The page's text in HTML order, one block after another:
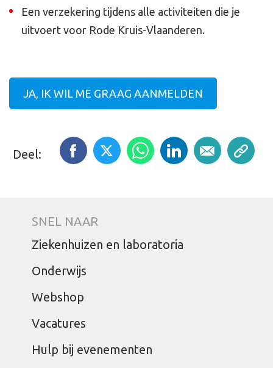
Een verzekering tijdens alle activiteiten die je
uitvoert voor Rode Kruis-Vlaanderen.
JA, IK WIL ME GRAAG AANMELDEN
Deel:
SNEL NAAR
Ziekenhuizen en laboratoria
Onderwijs
Webshop
Vacatures
Hulp bij evenementen